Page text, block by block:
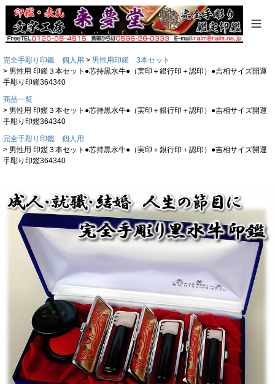
完全手彫り印鑑 個人用
男性用印鑑 3本セット
男性用 印鑑３本セット●芯持黒水牛●（実印＋銀行印＋認印）●吉相サイズ開運
手彫り印鑑364340
商品一覧
男性用 印鑑３本セット●芯持黒水牛●（実印＋銀行印＋認印）●吉相サイズ開運
手彫り印鑑364340
完全手彫り印鑑 個人用
男性用 印鑑３本セット●芯持黒水牛●（実印＋銀行印＋認印）●吉相サイズ開運
手彫り印鑑364340